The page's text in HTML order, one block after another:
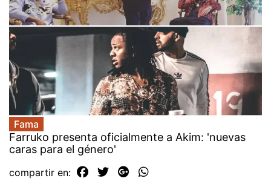
Fama
Farruko presenta oficialmente a Akim: 'nuevas
caras para el género'
compartir en: